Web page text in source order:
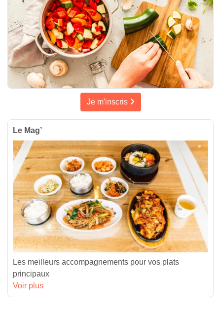
Je m'inscris
Le Mag’
Les meilleurs accompagnements pour vos plats
principaux
Voir plus